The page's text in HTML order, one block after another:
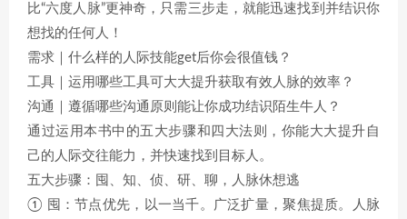
比“六度人脉”更神奇，只需三步走，就能迅速找到并结识你
想找的任何人！
需求｜什么样的人际技能get后你会很值钱？
工具｜运用哪些工具可大大提升获取有效人脉的效率？
沟通｜遵循哪些沟通原则能让你成功结识陌生牛人？
通过运用本书中的五大步骤和四大法则，你能大大提升自
己的人际交往能力，并快速找到目标人。
五大步骤：囤、知、侦、研、聊，人脉休想逃
① 囤：节点优先，以一当千。广泛扩量，聚焦提质。人脉